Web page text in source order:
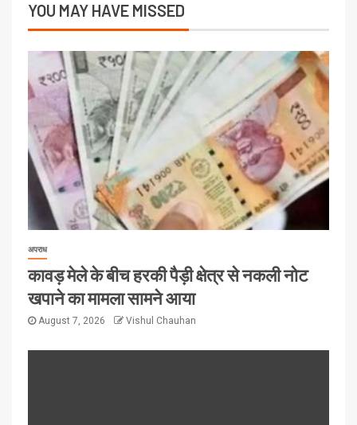
YOU MAY HAVE MISSED
अपराध
कावड़ मेले के बीच हरकी पैड़ी क्षेत्र से नकली नोट
खपाने का मामला सामने आया
August 7, 2026 Vishul Chauhan